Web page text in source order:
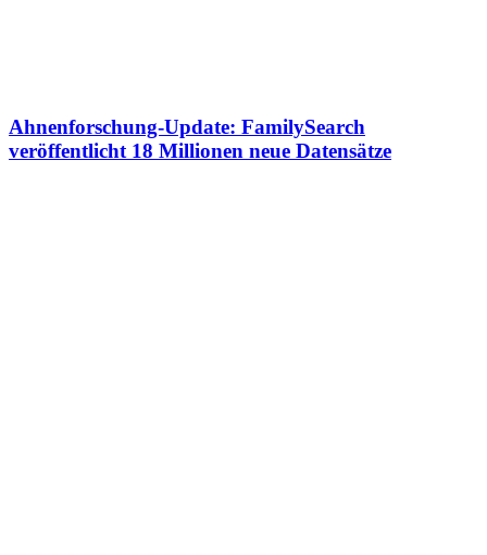
Ahnenforschung-Update: FamilySearch
veröffentlicht 18 Millionen neue Datensätze